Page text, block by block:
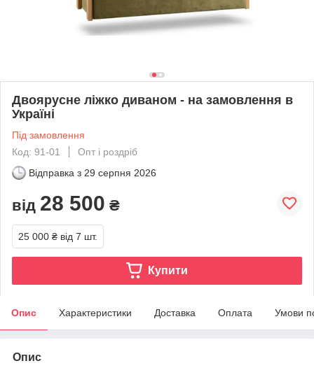
Двоярусне ліжко диваном - на замовлення в
Україні
Під замовлення
Код: 91-01
Опт і роздріб
Відправка з 29 серпня 2026
від 28 500 ₴
25 000 ₴ від 7 шт.
Купити
Опис Характеристики Доставка Оплата Умови
Опис